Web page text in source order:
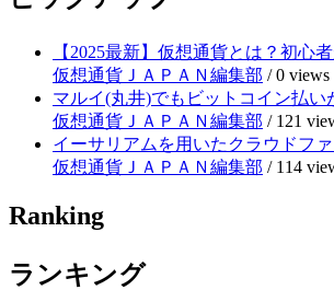
【2025最新】仮想通貨とは？初心
仮想通貨ＪＡＰＡＮ編集部 /0 views
マルイ(丸井)でもビットコイン払い
仮想通貨ＪＡＰＡＮ編集部 / 121
イーサリアムを用いたクラウドフ
仮想通貨ＪＡＰＡＮ編集部 / 114
Ranking
ランキング